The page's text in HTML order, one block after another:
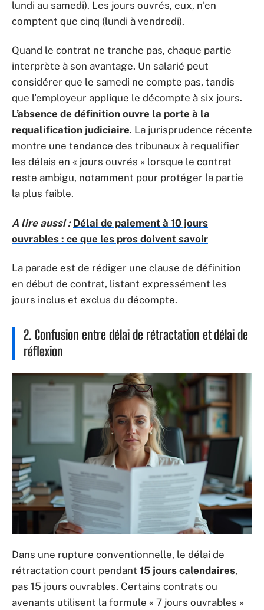
lundi au samedi). Les jours ouvrés, eux, n’en
comptent que cinq (lundi à vendredi).
Quand le contrat ne tranche pas, chaque partie
interprète à son avantage. Un salarié peut
considérer que le samedi ne compte pas, tandis
que l’employeur applique le décompte à six jours.
L’absence de définition ouvre la porte à la
requalification judiciaire. La jurisprudence récente
montre une tendance des tribunaux à requalifier
les délais en « jours ouvrés » lorsque le contrat
reste ambigu, notamment pour protéger la partie
la plus faible.
A lire aussi : Délai de paiement à 10 jours
ouvrables : ce que les pros doivent savoir
La parade est de rédiger une clause de définition
en début de contrat, listant expressément les
jours inclus et exclus du décompte.
2. Confusion entre délai de rétractation et délai de
réflexion
Dans une rupture conventionnelle, le délai de
rétractation court pendant 15 jours calendaires,
pas 15 jours ouvrables. Certains contrats ou
avenants utilisent la formule « 7 jours ouvrables »